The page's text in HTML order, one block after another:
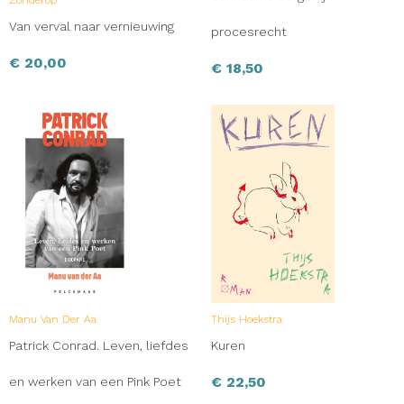
Van verval naar vernieuwing
€ 20,00
procesrecht
€ 18,50
Manu Van Der Aa
Patrick Conrad. Leven, liefdes
en werken van een Pink Poet
Thijs Hoekstra
Kuren
€ 22,50